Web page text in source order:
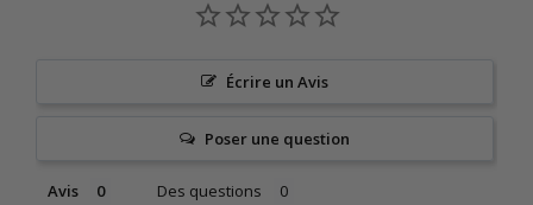
Écrire un Avis
Poser une question
Avis Des questions